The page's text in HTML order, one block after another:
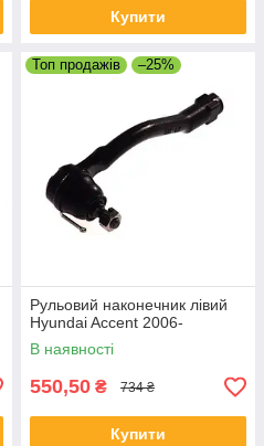
Купити
Топ продажів –25%
Рульовий наконечник лівий
Hyundai Accent 2006-
В наявності
550,50 ₴ 734 ₴
Купити